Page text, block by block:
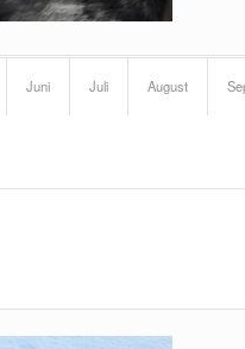
Juni Juli August